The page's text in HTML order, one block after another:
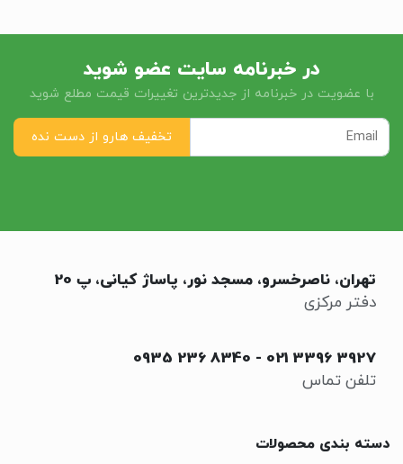
در خبرنامه سایت عضو شوید
با عضویت در خبرنامه از جدیدترین تغییرات قیمت مطلع شوید
تهران، ناصرخسرو، مسجد نور، پاساژ کیانی، پ 20
دفتر مرکزی
021 3396 3927
-
0935 236 8340
تلفن تماس
دسته بندی محصولات